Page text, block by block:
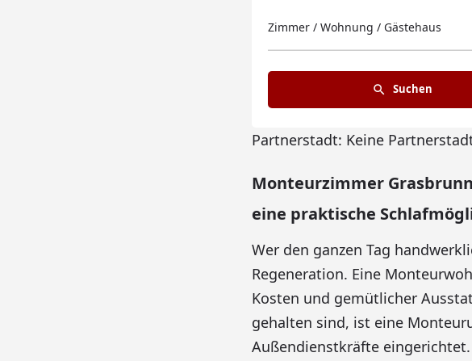
Zimmer / Wohnung / Gästehaus
Suchen
Partnerstadt: Keine
Monteurzimmer
eine praktische
Wer den ganzen Tag
Regeneration. Eine
Kosten und gemütlicher
gehalten sind, ist eine
Außendienstkräfte